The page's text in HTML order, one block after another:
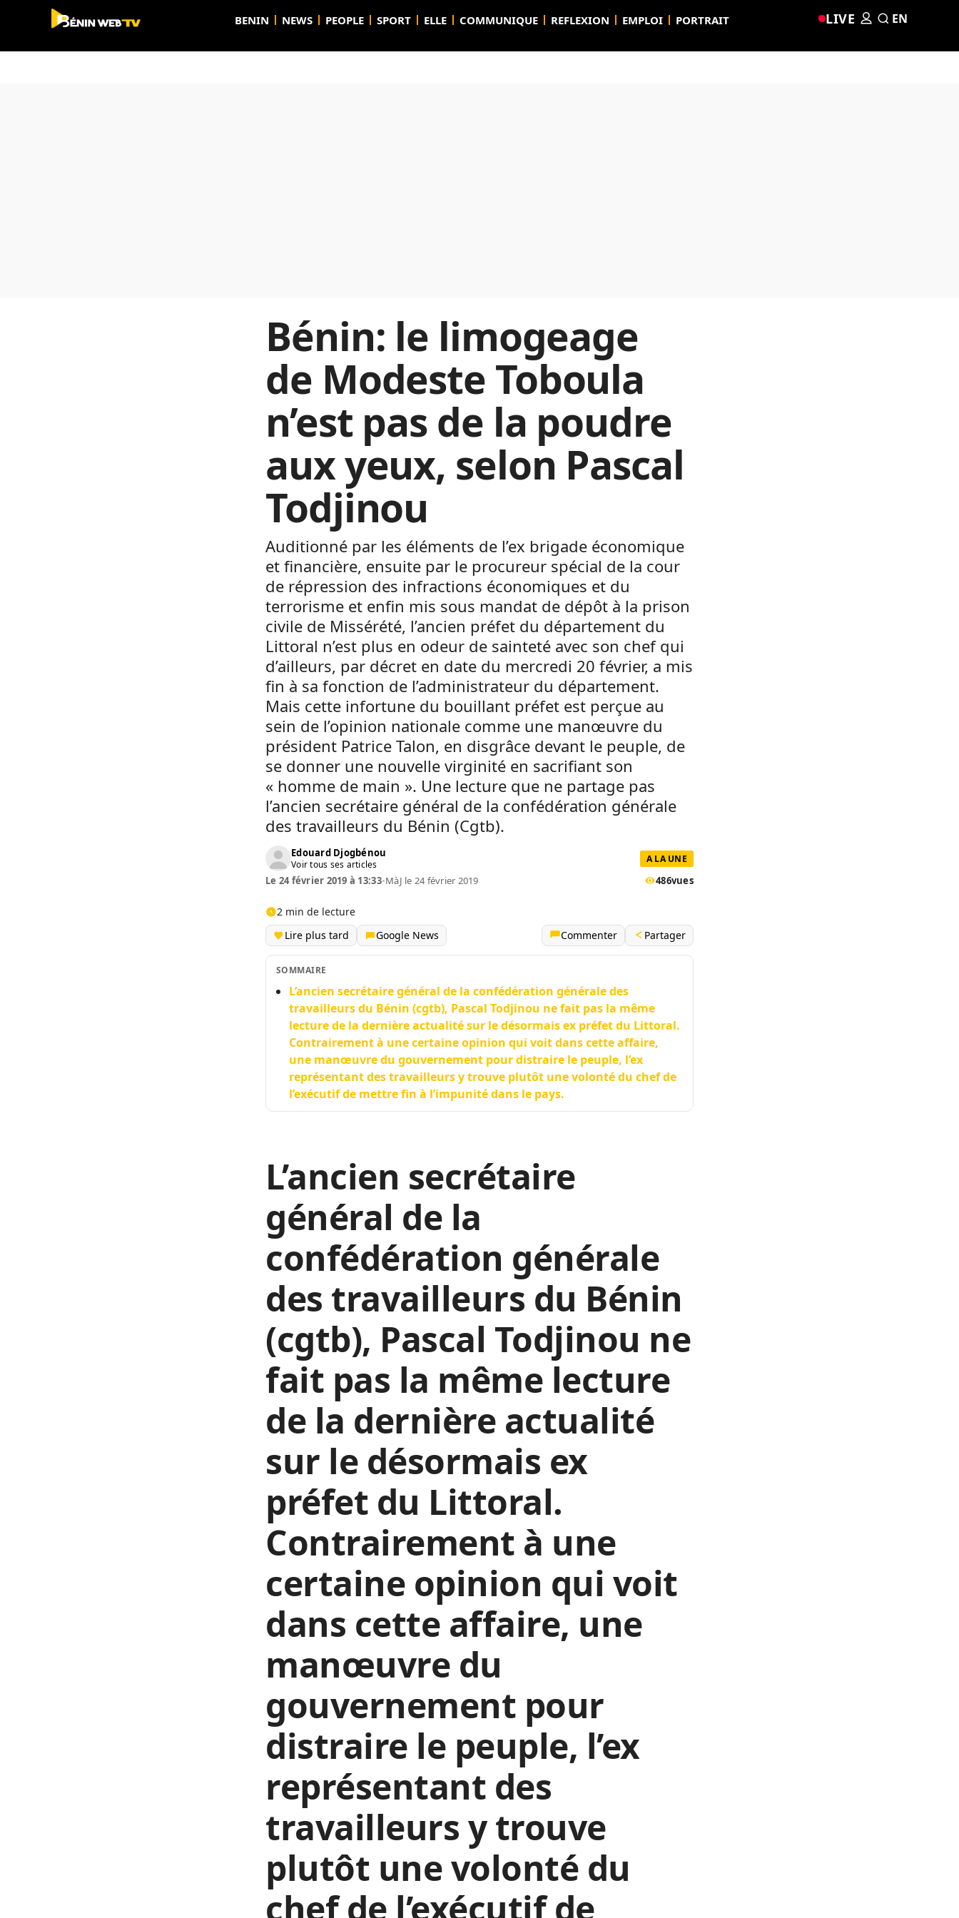
BENIN NEWS PEOPLE SPORT ELLE COMMUNIQUE REFLEXION EMPLOI PORTRAIT LIVE EN
Bénin: le limogeage
de Modeste Toboula
n’est pas de la poudre
aux yeux, selon Pascal
Todjinou
Auditionné par les éléments de l’ex brigade économique
et financière, ensuite par le procureur spécial de la cour
de répression des infractions économiques et du
terrorisme et enfin mis sous mandat de dépôt à la prison
civile de Missérété, l’ancien préfet du département du
Littoral n’est plus en odeur de sainteté avec son chef qui
d’ailleurs, par décret en date du mercredi 20 février, a mis
fin à sa fonction de l’administrateur du département.
Mais cette infortune du bouillant préfet est perçue au
sein de l’opinion nationale comme une manœuvre du
président Patrice Talon, en disgrâce devant le peuple, de
se donner une nouvelle virginité en sacrifiant son
« homme de main ». Une lecture que ne partage pas
l’ancien secrétaire général de la confédération générale
des travailleurs du Bénin (Cgtb).
Edouard Djogbénou
Voir tous ses articles A LA UNE
Le 24 février 2019 à 13:33•MàJ le 24 février 2019 486vues
2 min de lecture
Lire plus tard
Google News Commenter Partager
SOMMAIRE
L’ancien secrétaire général de la confédération générale des
travailleurs du Bénin (cgtb), Pascal Todjinou ne fait pas la même
lecture de la dernière actualité sur le désormais ex préfet du Littoral.
Contrairement à une certaine opinion qui voit dans cette affaire,
une manœuvre du gouvernement pour distraire le peuple, l’ex
représentant des travailleurs y trouve plutôt une volonté du chef de
l’exécutif de mettre fin à l’impunité dans le pays.
L’ancien secrétaire
général de la
confédération générale
des travailleurs du Bénin
(cgtb), Pascal Todjinou ne
fait pas la même lecture
de la dernière actualité
sur le désormais ex
préfet du Littoral.
Contrairement à une
certaine opinion qui voit
dans cette affaire, une
manœuvre du
gouvernement pour
distraire le peuple, l’ex
représentant des
travailleurs y trouve
plutôt une volonté du
chef de l’exécutif de